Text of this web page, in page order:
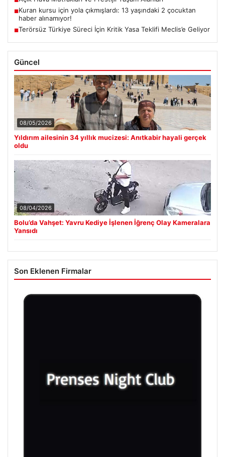
■Kuran kursu için yola çıkmışlardı: 13 yaşındaki 2 çocuktan
haber alınamıyor!
■Terörsüz Türkiye Süreci İçin Kritik Yasa Teklifi Meclis’e Geliyor
Güncel
08/05/2026
Yıldırım ailesinin 34 yıllık mucizesi: Anıtkabir hayali gerçek
oldu
08/04/2026
Bolu’da Vahşet: Yavru Kediye İşlenen İğrenç Olay Kameralara
Yansıdı
Son Eklenen Firmalar